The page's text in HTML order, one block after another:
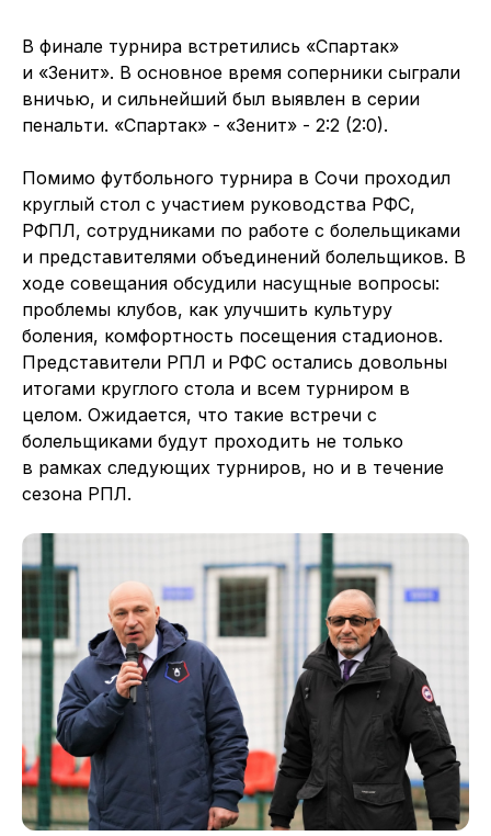
В финале турнира встретились «Спартак»
и «Зенит». В основное время соперники сыграли
вничью, и сильнейший был выявлен в серии
пенальти. «Спартак» - «Зенит» - 2:2 (2:0).
Помимо футбольного турнира в Сочи проходил
круглый стол с участием руководства РФС,
РФПЛ, сотрудниками по работе с болельщиками
и представителями объединений болельщиков. В
ходе совещания обсудили насущные вопросы:
проблемы клубов, как улучшить культуру
боления, комфортность посещения стадионов.
Представители РПЛ и РФС остались довольны
итогами круглого стола и всем турниром в
целом. Ожидается, что такие встречи с
болельщиками будут проходить не только
в рамках следующих турниров, но и в течение
сезона РПЛ.